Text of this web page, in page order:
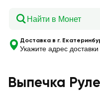
Доставка в г.
Укажите адрес доставки
Выпечка